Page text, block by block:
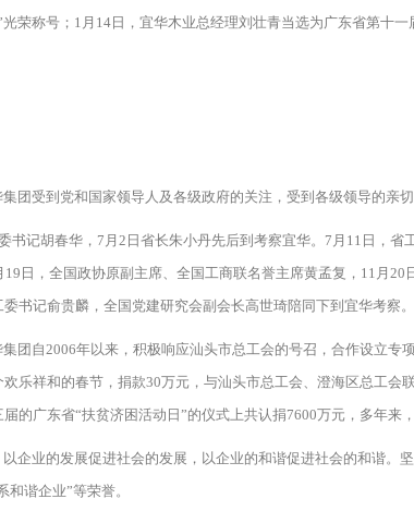
荣称号；1月14日，宜华木业总经理刘壮青当选为广东省第十一
团受到党和国家领导人及各级政府的关注，受到各级领导的亲切
记胡春华，7月2日省长朱小丹先后到考察宜华。7月11日，
日，全国政协原副主席、全国工商联名誉主席黄孟复，11月
委书记俞贵麟，全国党建研究会副会长高世琦陪同下到宜华
团自2006年以来，积极响应汕头市总工会的号召，合作设立
乐祥和的春节，捐款30万元，与汕头市总工会、澄海区总工
的广东省“扶贫济困活动日”的仪式上共认捐7600万元，多年来
企业的发展促进社会的发展，以企业的和谐促进社会的和谐。
谐企业”等荣誉。